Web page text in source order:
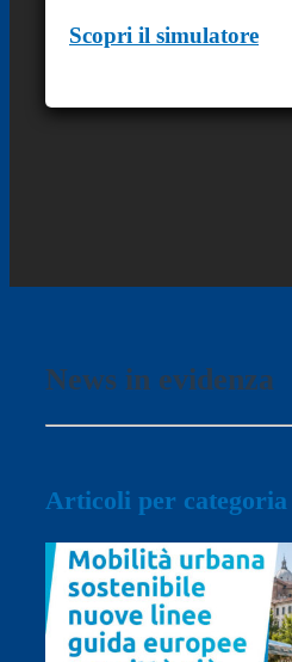
Scopri il simulatore
News in evidenza
Articoli per categoria